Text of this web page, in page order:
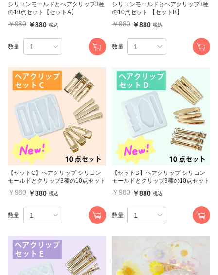
シリコンモールドとヘアクリップ3種
の10点セット【セットA】
￥980 ￥880 税込
数量
シリコンモールドとヘアクリップ3種
の10点セット 【セットB】
￥980 ￥880 税込
数量
【セットC】ヘアクリップ シリコン
モールドとクリップ3種の10点セット
￥980 ￥880 税込
数量
【セットD】ヘアクリップ シリコン
モールドとクリップ3種の10点セット
￥980 ￥880 税込
数量